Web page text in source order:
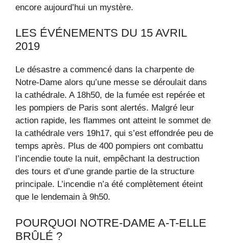
encore aujourd’hui un mystère.
LES ÉVÉNEMENTS DU 15 AVRIL
2019
Le désastre a commencé dans la charpente de
Notre-Dame alors qu’une messe se déroulait dans
la cathédrale. A 18h50, de la fumée est repérée et
les pompiers de Paris sont alertés. Malgré leur
action rapide, les flammes ont atteint le sommet de
la cathédrale vers 19h17, qui s’est effondrée peu de
temps après. Plus de 400 pompiers ont combattu
l’incendie toute la nuit, empêchant la destruction
des tours et d’une grande partie de la structure
principale. L’incendie n’a été complètement éteint
que le lendemain à 9h50.
POURQUOI NOTRE-DAME A-T-ELLE
BRÛLÉ ?